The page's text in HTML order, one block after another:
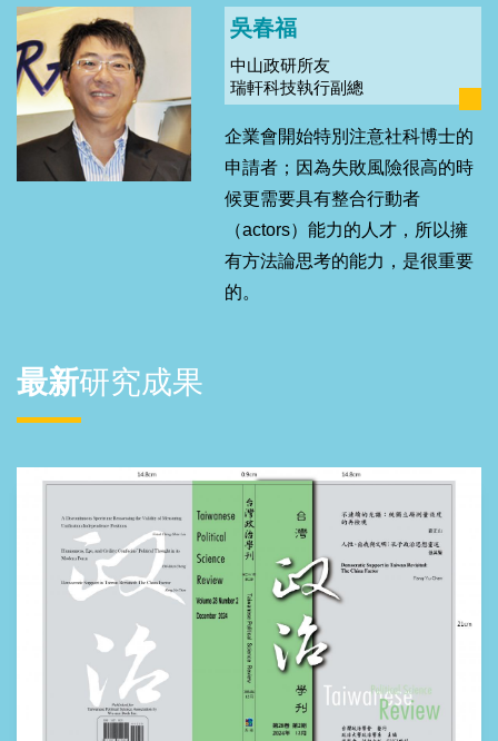
趣。台灣不少認真的民調都顯示，當你問民眾，要不要跟美
國推動自由貿易、簽FTA，絕大多數人都會說好，這時候政
黨認同、統獨立場這些傳統重要的政治偏好因素，影響看起
來反而沒那麼明顯。但只要你把問題講得更具體一點，像是
開放特定品項，或者牽涉到比較不受歡迎、沒那麼友善的國
家，藍綠、統獨、亡國感這些因素，立刻就會浮上來，對民
眾支不支持產生明顯影響。這不只是台灣，世界各國大概也
都差不多，抽象談自由，大家都覺得不錯；具體談到要吃什
麼、讓誰進來，事情就完全不是同一回事。 本所陳宗巖與
黃韋豪兩位教授，熱騰騰最新出爐的合作論文，探討的正是
美國豬肉貿易政治這個主題。事實上，政治所過去兩年已經
出版了四篇刊登於埃及（I級）期刊的「美國豬肉貿易」論
文，認真說起來，本所應可算是全球美豬進口研究產量最高
生，則經常化身「老師放心，這個我來」的論文小精靈；沒
有研究生，就沒有論文出版，這句真的不是謙虛，是現實
（再次歡迎報考博士班）。 這四篇論文雖然彼此之間沒有
看，還真有一條脈絡可循。 首先，師生合作的研究想問的
吳春福
中山政研所友
瑞軒科技執行副總
企業會開始特別注意社科博士的
申請者；因為失敗風險很高的時
候更需要具有整合行動者
（actors）能力的人才，所以擁
有方法論思考的能力，是很重要
的。
最新研究成果